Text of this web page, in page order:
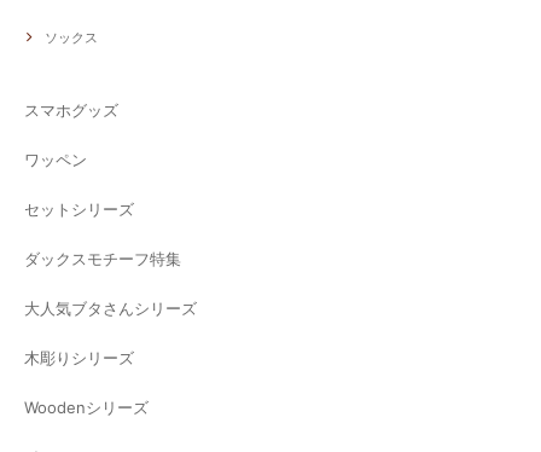
ソックス
スマホグッズ
ワッペン
セットシリーズ
ダックスモチーフ特集
大人気ブタさんシリーズ
木彫りシリーズ
Woodenシリーズ